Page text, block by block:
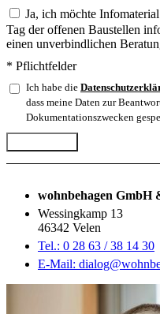
Ja, ich möchte
Tag der offenen Baustellen
einen unverbindlichen
* Pflichtfelder
Ich habe die
dass meine Daten zur
Dokumentationszwecken
wohnbehagen GmbH
Wessingkamp 13
46342 Velen
Tel.: 0 28 63 / 38 14 30
E-Mail: